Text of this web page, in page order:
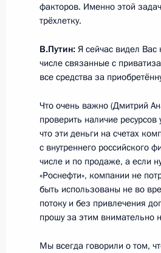
Мировой
10 октября 2016
9 октября
и
9 октября 2016
факторов. Именно этой
трёхлетку.
В.Путин: Я сейчас видел
числе связанные с
все средства за
Что очень важно (Дмитрий
проверить наличие
что эти деньги на счетах
с внутреннего российского
числе и по продаже, а если
«Роснефти», компании не
быть использованы не во
потоку и без привлечения
прошу за этим внимательно
Мы всегда говорили о том,